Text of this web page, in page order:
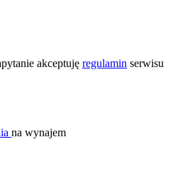
akceptuję regulamin serwisu
na wynajem